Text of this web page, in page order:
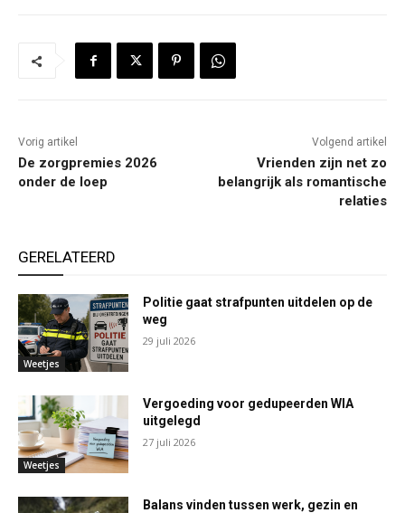
Vorig artikel
De zorgpremies 2026
onder de loep
Volgend artikel
Vrienden zijn net zo
belangrijk als romantische
relaties
GERELATEERD
Weetjes
Politie gaat strafpunten uitdelen op de
weg
29 juli 2026
Weetjes
Vergoeding voor gedupeerden WIA
uitgelegd
27 juli 2026
Balans vinden tussen werk, gezin en